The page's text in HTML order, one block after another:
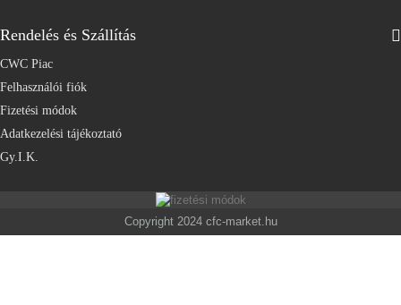
Rendelés és Szállítás
CWC Piac
Felhasználói fiók
Fizetési módok
Adatkezelési tájékoztató
Gy.I.K.
Copyright 2024 cfc-market.hu